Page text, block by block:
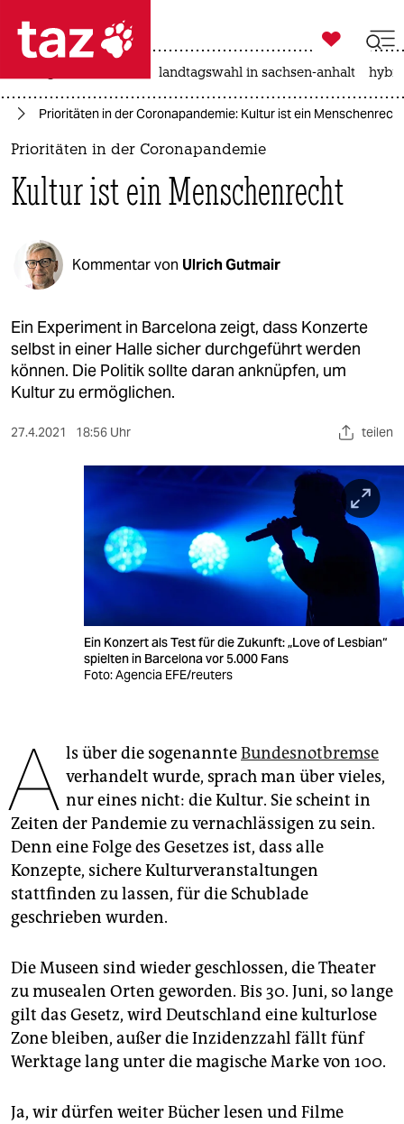
 taz zahl ich
taz zahl ich
politik
öko
gesellschaft
kultur
sport
wahrheit
fragen & hilfe
genossenschaft
epaper login

taz zahl ich
landtagswahl in sachsen-anhalt
Prioritäten in der Coronapandemie: Kultur ist ein Menschenrecht
Prioritäten in der Coronapandemie
Kultur ist ein Menschenrecht
Kommentar von Ulrich Gutmair
Ein Experiment in Barcelona zeigt, dass Konzerte
selbst in einer Halle sicher durchgeführt werden
können. Die Politik sollte daran anknüpfen, um
Kultur zu ermöglichen.
27.4.2021 18:56 Uhr teilen
Ein Konzert als Test für die Zukunft: „Love of Lesbian“
spielten in Barcelona vor 5.000 Fans
Foto: Agencia EFE/reuters
A ls über die sogenannteBundesnotbremse
verhandelt wurde, sprach man über vieles,
nur eines nicht: die Kultur. Sie scheint in
Zeiten der Pandemie zu vernachlässigen zu sein.
Denn eine Folge des Gesetzes ist, dass alle
Konzepte, sichere Kulturveranstaltungen
stattfinden zu lassen, für die Schublade
geschrieben wurden.
Die Museen sind wieder geschlossen, die Theater
zu musealen Orten geworden. Bis 30. Juni, so lange
gilt das Gesetz, wird Deutschland eine kulturlose
Zone bleiben, außer die Inzidenzzahl fällt fünf
Werktage lang unter die magische Marke von 100.
Ja, wir dürfen weiter Bücher lesen und Filme